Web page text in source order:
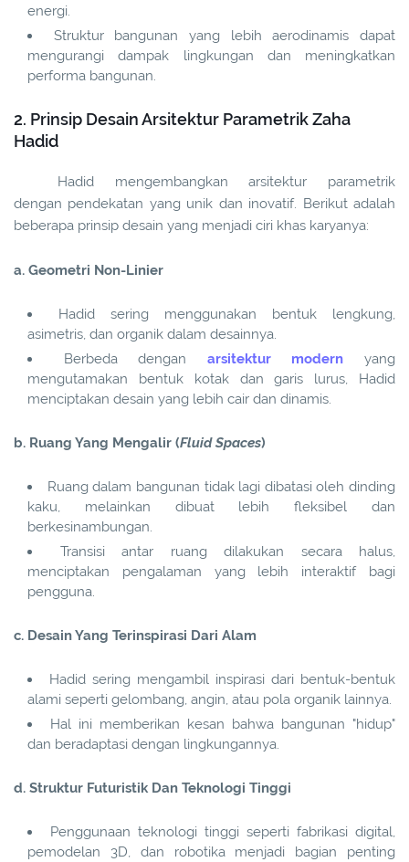
energi.
Struktur bangunan yang lebih aerodinamis dapat
mengurangi dampak lingkungan dan meningkatkan
performa bangunan.
2. Prinsip Desain Arsitektur Parametrik Zaha
Hadid
Hadid mengembangkan arsitektur parametrik
dengan pendekatan yang unik dan inovatif. Berikut adalah
beberapa prinsip desain yang menjadi ciri khas karyanya:
a. Geometri Non-Linier
Hadid sering menggunakan bentuk lengkung,
asimetris, dan organik dalam desainnya.
Berbeda dengan arsitektur modern yang
mengutamakan bentuk kotak dan garis lurus, Hadid
menciptakan desain yang lebih cair dan dinamis.
b. Ruang Yang Mengalir (Fluid Spaces)
Ruang dalam bangunan tidak lagi dibatasi oleh dinding
kaku, melainkan dibuat lebih fleksibel dan
berkesinambungan.
Transisi antar ruang dilakukan secara halus,
menciptakan pengalaman yang lebih interaktif bagi
pengguna.
c. Desain Yang Terinspirasi Dari Alam
Hadid sering mengambil inspirasi dari bentuk-bentuk
alami seperti gelombang, angin, atau pola organik lainnya.
Hal ini memberikan kesan bahwa bangunan "hidup"
dan beradaptasi dengan lingkungannya.
d. Struktur Futuristik Dan Teknologi Tinggi
Penggunaan teknologi tinggi seperti fabrikasi digital,
pemodelan 3D, dan robotika menjadi bagian penting